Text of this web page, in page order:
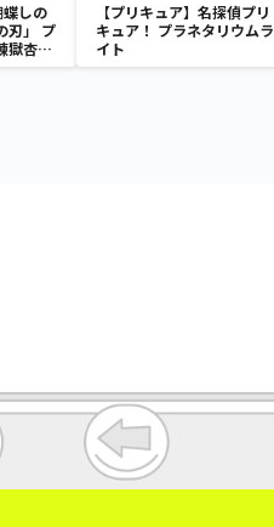
蝶しの
刃」 プ
獄杏寿
【プリキュア】名探偵プリ
キュア！ プラネタリウムラ
イト